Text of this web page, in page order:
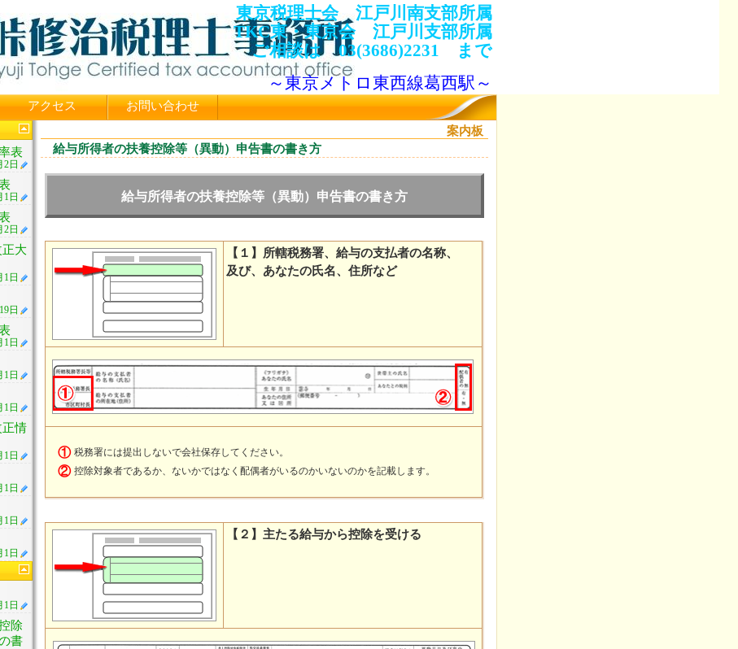
～東京メトロ東西線葛西駅～
東京税理士会 江戸川南支部所属
TKC東・東京会 江戸川支部所属
ご相談は 03(3686)2231 まで
アクセス
お問い合わせ
表
2日
1日
2日
正大
1日
日
1日
1日
1日
正情
1日
1日
1日
1日
1日
除
書
案内板
給与所得者の扶養控除等（異動）申告書の書き方
給与所得者の扶養控除等（異動）申告書の書き方
【１】所轄税務署、給与の支払者の名称、
及び、あなたの氏名、住所など
① 税務署には提出しないで会社保存してください。
② 控除対象者であるか、ないかではなく配偶者がいるのかいないのかを記載します。
【２】主たる給与から控除を受ける